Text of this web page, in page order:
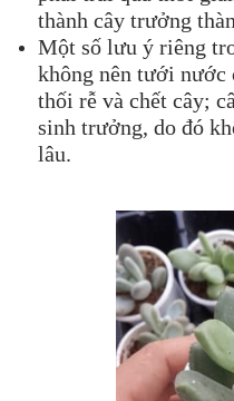
thành cây trưởng
Một số lưu ý riêng
không nên tưới nước
thối rễ và chết cây;
sinh trưởng, do đó
lâu.